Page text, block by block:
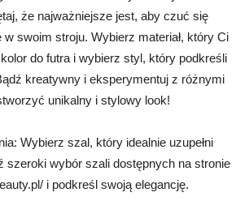
że najważniejsze jest, aby czuć się
w swoim stroju. Wybierz materiał, który Ci
do futra i wybierz styl, który podkreśli
kreatywny i eksperymentuj z różnymi
unikalny i stylowy look!
Wybierz szal, który idealnie uzupełni
szeroki wybór szali dostępnych na stronie
i podkreśl swoją elegancję.